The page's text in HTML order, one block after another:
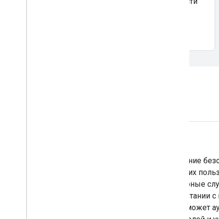
Firebase Authentication упрощает создание
обеспечивая вход и регистрацию ваших
устройствах. Он предоставляет серверные
аутентификации пользователей в сочетании
использовании клиентскими SDK. Он может